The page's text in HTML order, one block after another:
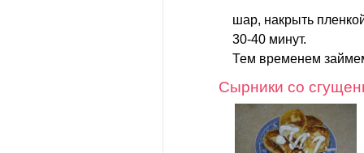
шар, накрыть
30-40 минут.
Тем временем
Сырники со